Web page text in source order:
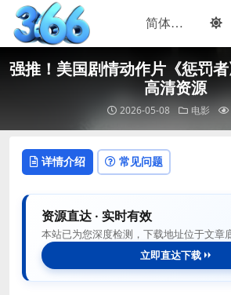
强推！美国剧情动作片《惩罚
高清资源
2026-05-08 电影
详情介绍 常见问题
资源直达 · 实时有效
本站已为您深度检测，下载地址位于文章
立即直达下载